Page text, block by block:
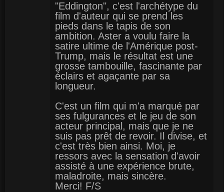
"Eddington", c'est l'archétype du
film d'auteur qui se prend les
pieds dans le tapis de son
ambition. Aster a voulu faire la
satire ultime de l'Amérique post-
Trump, mais le résultat est une
grosse tambouille, fascinante par
éclairs et agaçante par sa
longueur.
C'est un film qui m'a marqué par
ses fulgurances et le jeu de son
acteur principal, mais que je ne
suis pas prêt de revoir. Il divise, et
c'est très bien ainsi. Moi, je
ressors avec la sensation d'avoir
assisté à une expérience brute,
maladroite, mais sincère.
Merci! F/S